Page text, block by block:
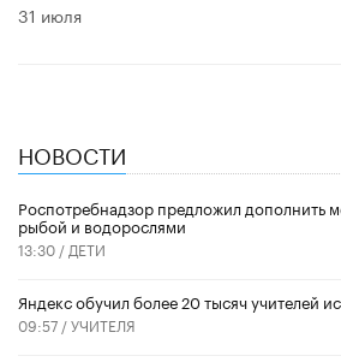
31 июля
НОВОСТИ
Роспотребнадзор предложил дополнить
рыбой и водорослями
13:30 / ДЕТИ
​Яндекс обучил более 20 тысяч учителей
09:57 /УЧИТЕЛЯ